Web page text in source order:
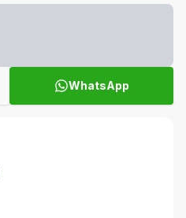
WhatsApp